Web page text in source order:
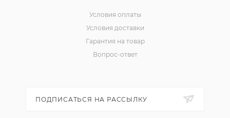
Условия оплаты
Условия доставки
Гарантия на товар
Вопрос-ответ
ПОДПИСАТЬСЯ НА РАССЫЛКУ